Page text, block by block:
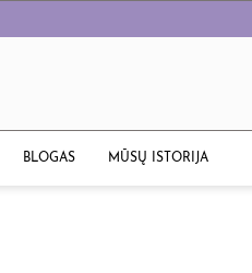
BLOGAS MŪSŲ ISTORIJA